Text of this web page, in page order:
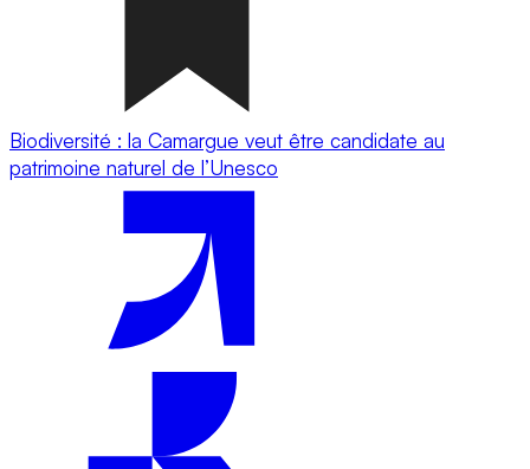
Biodiversité : la Camargue veut être candidate au
patrimoine naturel de l’Unesco